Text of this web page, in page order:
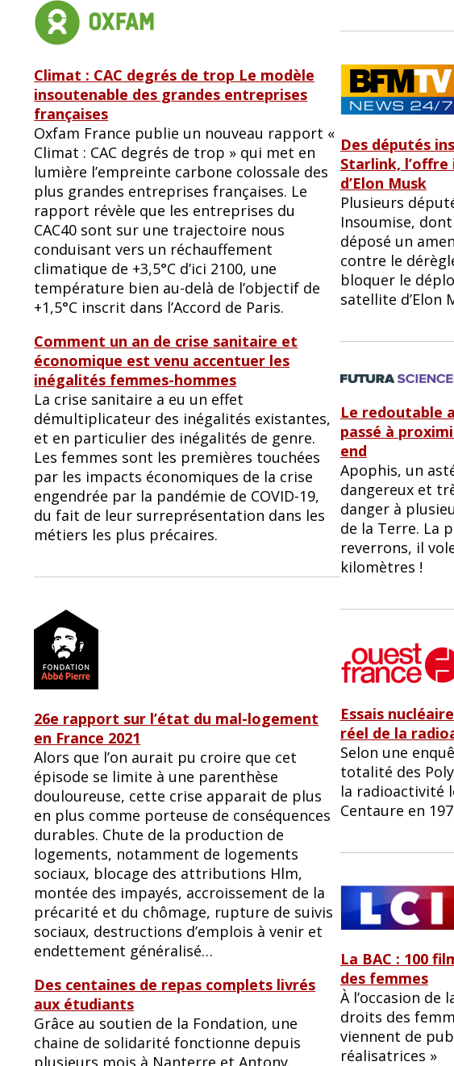
Climat : CAC degrés de trop Le modèle
insoutenable des grandes entreprises
françaises
Oxfam France publie un nouveau rapport «
Climat : CAC degrés de trop » qui met en
lumière l’empreinte carbone colossale des
plus grandes entreprises françaises. Le
rapport révèle que les entreprises du
CAC40 sont sur une trajectoire nous
conduisant vers un réchauffement
climatique de +3,5°C d’ici 2100, une
température bien au-delà de l’objectif de
+1,5°C inscrit dans l’Accord de Paris.
Comment un an de crise sanitaire et
économique est venu accentuer les
inégalités femmes-hommes
La crise sanitaire a eu un effet
démultiplicateur des inégalités existantes,
et en particulier des inégalités de genre.
Les femmes sont les premières touchées
par les impacts économiques de la crise
engendrée par la pandémie de COVID-19,
du fait de leur surreprésentation dans les
métiers les plus précaires.
26e rapport sur l’état du mal-logement
en France 2021
Alors que l’on aurait pu croire que cet
épisode se limite à une parenthèse
douloureuse, cette crise apparait de plus
en plus comme porteuse de conséquences
durables. Chute de la production de
logements, notamment de logements
sociaux, blocage des attributions Hlm,
montée des impayés, accroissement de la
précarité et du chômage, rupture de suivis
sociaux, destructions d’emplois à venir et
endettement généralisé…
Des centaines de repas complets livrés
aux étudiants
Grâce au soutien de la Fondation, une
chaine de solidarité fonctionne depuis
plusieurs mois à Nanterre et Antony.
Des députés
Starlink,
d’Elon Musk
Plusieurs
Insoumise,
déposé un
contre le
bloquer le
satellite d’Elon
Le redoutable
passé à
end
Apophis, un
dangereux et
danger à
de la Terre. La
reverrons, il
kilomètres !
Essais
réel de la
Selon une
totalité des
la radioactivité
Centaure en
La BAC : 100
des femmes
À l’occasion
droits des
viennent de
réalisatrices »